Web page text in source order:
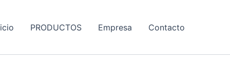
PRODUCTOS Empresa Contacto